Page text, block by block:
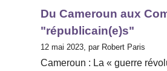
Du Cameroun aux
"républicain(e)s"
12 mai 2023, par Robert Paris
Cameroun : La « guerre